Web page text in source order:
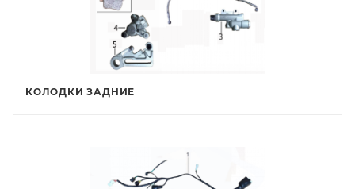
КОЛОДКИ ЗАДНИЕ